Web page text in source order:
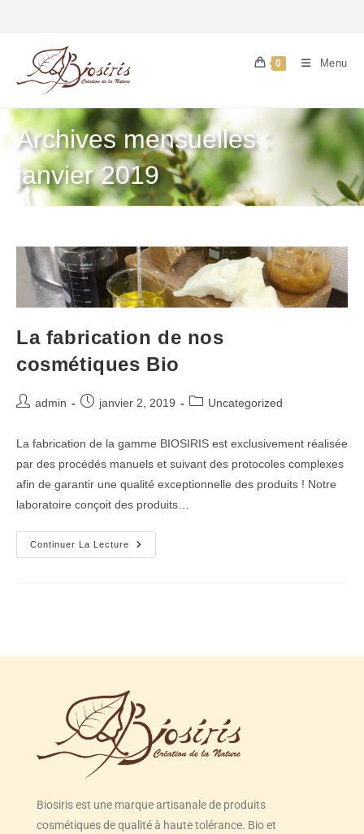
0 Menu
Archives mensuelles :
janvier 2019
La fabrication de nos
cosmétiques Bio
admin janvier 2, 2019 Uncategorized
La fabrication de la gamme BIOSIRIS est exclusivement réalisée
par des procédés manuels et suivant des protocoles complexes
afin de garantir une qualité exceptionnelle des produits ! Notre
laboratoire conçoit des produits…
Continuer La Lecture
Biosiris est une marque artisanale de produits
cosmétiques de qualité à haute tolérance. Bio et